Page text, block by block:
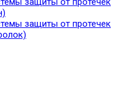
защиты от протечек